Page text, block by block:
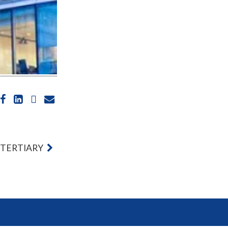
TERTIARY
Personnalisez vos préférences pour contrôler la manière dont